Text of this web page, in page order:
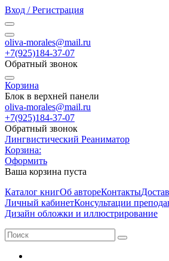
Вход / Регистрация
oliva-morales@mail.ru
+7(925)184-37-07
Обратный звонок
Корзина
Блок в верхней панели
oliva-morales@mail.ru
+7(925)184-37-07
Обратный звонок
Лингвистический Реаниматор
Корзина:
Оформить
Ваша корзина пуста
Каталог книгОб автореКонтакты
Личный кабинетКонсультации
Дизайн обложки и иллюстрирование